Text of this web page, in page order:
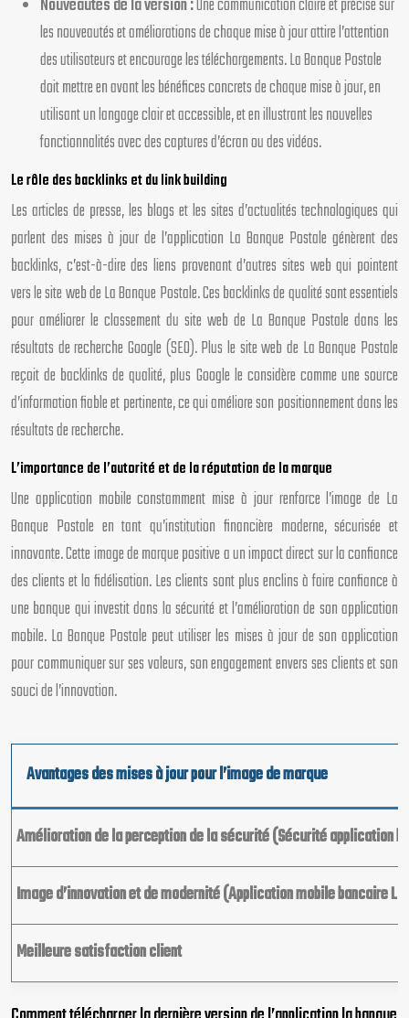
Nouveautés de la version :Une communication claire et précise sur
les nouveautés et améliorations de chaque mise à jour attire l’attention
des utilisateurs et encourage les téléchargements. La Banque Postale
doit mettre en avant les bénéfices concrets de chaque mise à jour, en
utilisant un langage clair et accessible, et en illustrant les nouvelles
fonctionnalités avec des captures d’écran ou des vidéos.
Le rôle des backlinks et du link building
Les articles de presse, les blogs et les sites d’actualités technologiques qui
parlent des mises à jour de l’application La Banque Postale génèrent des
backlinks, c’est-à-dire des liens provenant d’autres sites web qui pointent
vers le site web de La Banque Postale. Ces backlinks de qualité sont essentiels
pour améliorer le classement du site web de La Banque Postale dans les
résultats de recherche Google (SEO). Plus le site web de La Banque Postale
reçoit de backlinks de qualité, plus Google le considère comme une source
d’information fiable et pertinente, ce qui améliore son positionnement dans les
résultats de recherche.
L’importance de l’autorité et de la réputation de la marque
Une application mobile constamment mise à jour renforce l’image de La
Banque Postale en tant qu’institution financière moderne, sécurisée et
innovante. Cette image de marque positive a un impact direct sur la confiance
des clients et la fidélisation. Les clients sont plus enclins à faire confiance à
une banque qui investit dans la sécurité et l’amélioration de son application
mobile. La Banque Postale peut utiliser les mises à jour de son application
pour communiquer sur ses valeurs, son engagement envers ses clients et son
souci de l’innovation.
Avantages des mises à jour pour l’image de marque
Amélioration de la perception de la sécurité (Sécurité application
Image d’innovation et de modernité (Application mobile bancaire
Meilleure satisfaction client